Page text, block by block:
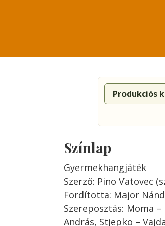
Produkciós
Színlap
Gyermekhangjáték
Szerző: Pino Vatovec
Fordította: Major
Szereposztás: Moma
András, Stjepko –